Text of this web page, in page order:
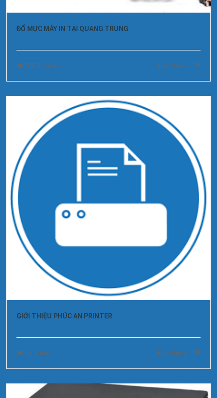
ĐỔ MỰC MÁY IN TẠI QUANG TRUNG
3902 views Đọc thêm...
GIỚI THIỆU PHÚC AN PRINTER
14 views Đọc thêm...